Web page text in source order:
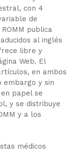
con 4
de
publica
al inglés
libre y
Web. El
en ambos
embargo y sin
papel se
y se distribuye
y a los
médicos